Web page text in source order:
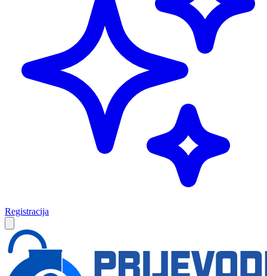
Registracija